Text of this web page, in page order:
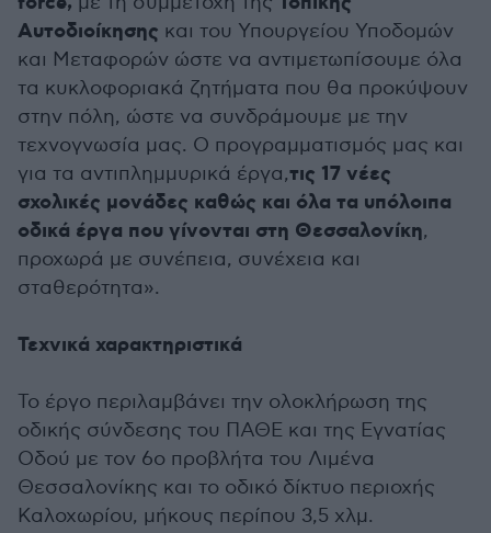
Αυτοδιοίκησης και του Υπουργείου Υποδομών
και Μεταφορών ώστε να αντιμετωπίσουμε όλα
τα κυκλοφοριακά ζητήματα που θα προκύψουν
στην πόλη, ώστε να συνδράμουμε με την
τεχνογνωσία μας. Ο προγραμματισμός μας και
για τα αντιπλημμυρικά έργα,τις 17 νέες
σχολικές μονάδες καθώς και όλα τα υπόλοιπα
οδικά έργα που γίνονται στη Θεσσαλονίκη,
προχωρά με συνέπεια, συνέχεια και
σταθερότητα».
Τεχνικά χαρακτηριστικά
Το έργο περιλαμβάνει την ολοκλήρωση της
οδικής σύνδεσης του ΠΑΘΕ και της Εγνατίας
Οδού με τον 6ο προβλήτα του Λιμένα
Θεσσαλονίκης και το οδικό δίκτυο περιοχής
Καλοχωρίου, μήκους περίπου 3,5 χλμ.